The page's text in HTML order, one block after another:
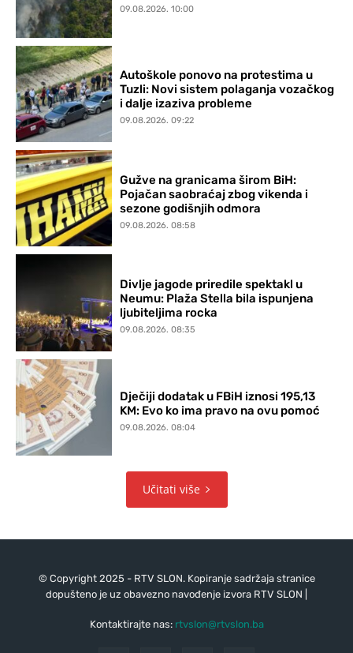
09.08.2026. 10:00
Autoškole ponovo na protestima u
Tuzli: Novi sistem polaganja vozačkog
i dalje izaziva probleme
09.08.2026. 09:22
Gužve na granicama širom BiH:
Pojačan saobraćaj zbog vikenda i
sezone godišnjih odmora
09.08.2026. 08:58
Divlje jagode priredile spektakl u
Neumu: Plaža Stella bila ispunjena
ljubiteljima rocka
09.08.2026. 08:35
Dječiji dodatak u FBiH iznosi 195,13
KM: Evo ko ima pravo na ovu pomoć
09.08.2026. 08:04
Učitati više
© Copyright 2025 - RTV SLON. Kopiranje sadržaja stranice
dopušteno je uz obavezno navođenje izvora RTV SLON |
Kontaktirajte nas: rtvslon@rtvslon.ba